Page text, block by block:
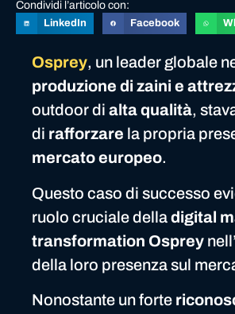
Condividi l’articolo con:
LinkedIn Facebook
Osprey, un leader globale
produzione di zaini e
outdoor di alta qualità,
di rafforzare la propria
mercato europeo.
Questo caso di successo
ruolo cruciale delladigital
transformation Osprey
della loro presenza sul
Nonostante un forte